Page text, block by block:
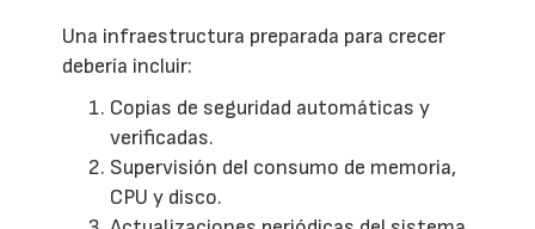
Una infraestructura preparada para crecer
debería incluir:
Copias de seguridad automáticas y
verificadas.
Supervisión del consumo de memoria,
CPU y disco.